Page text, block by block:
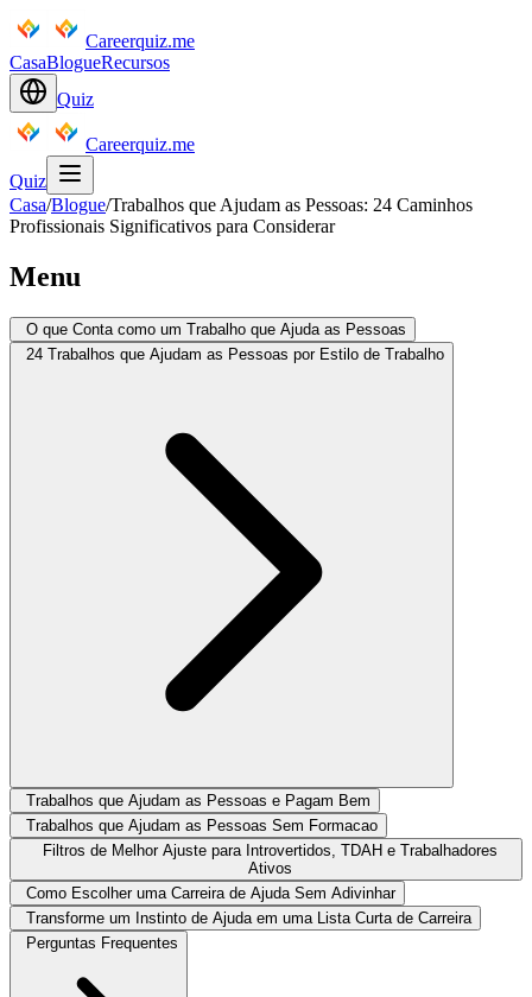
Careerquiz.me
CasaBlogueRecursos
Quiz
Careerquiz.me
Quiz
Casa/Blogue/Trabalhos que Ajudam as Pessoas: 24 Caminhos
Profissionais Significativos para Considerar
Menu
O que Conta como um Trabalho que Ajuda as Pessoas
24 Trabalhos que Ajudam as Pessoas por Estilo de Trabalho
Trabalhos que Ajudam as Pessoas e Pagam Bem
Trabalhos que Ajudam as Pessoas Sem Formacao
Filtros de Melhor Ajuste para Introvertidos, TDAH e Trabalhadores
Ativos
Como Escolher uma Carreira de Ajuda Sem Adivinhar
Transforme um Instinto de Ajuda em uma Lista Curta de Carreira
Perguntas Frequentes